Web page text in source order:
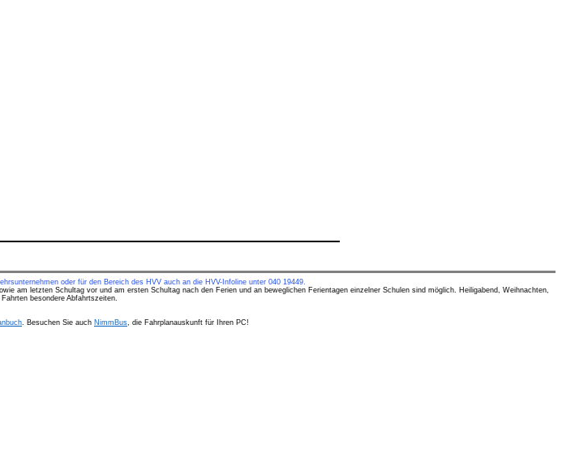
oder für den Bereich des HVV auch an die HVV-Infoline unter 040 19449.
am letzten Schultag vor und am ersten Schultag nach den Ferien und an beweglichen Ferientagen einzelner Schulen sind möglich. Heiligabend, Weihnachten,
besondere Abfahrtszeiten.
. Besuchen Sie auch NimmBus, die Fahrplanauskunft für Ihren PC!